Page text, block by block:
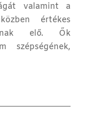
valamint a
értékes
elő. Ők
szépségének,